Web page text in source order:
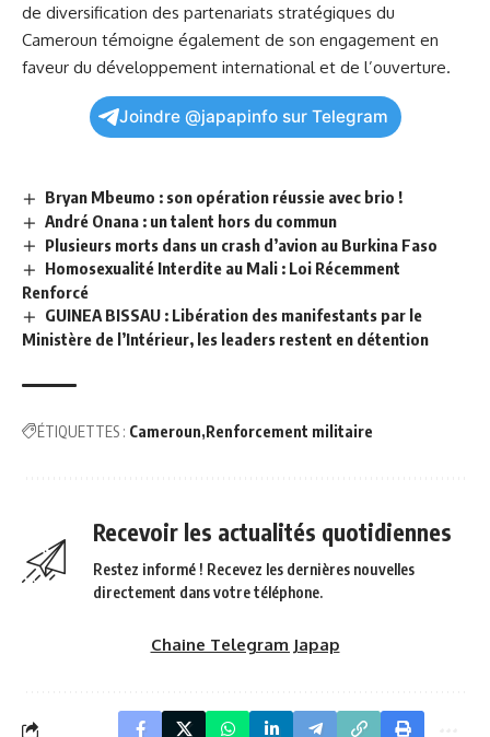
de diversification des partenariats stratégiques du
Cameroun témoigne également de son engagement​ en
faveur du développement international ​et de l’ouverture.
Joindre @japapinfo sur Telegram
Bryan Mbeumo : son opération réussie avec brio !
André Onana : un talent hors du commun
Plusieurs morts dans un crash d’avion au Burkina Faso
Homosexualité Interdite au Mali : Loi Récemment
Renforcé
GUINEA BISSAU : Libération des manifestants par le
Ministère de l’Intérieur, les leaders restent en détention
ÉTIQUETTES : Cameroun Renforcement militaire
Recevoir les actualités quotidiennes
Restez informé ! Recevez les dernières nouvelles
directement dans votre téléphone.
Chaine Telegram Japap